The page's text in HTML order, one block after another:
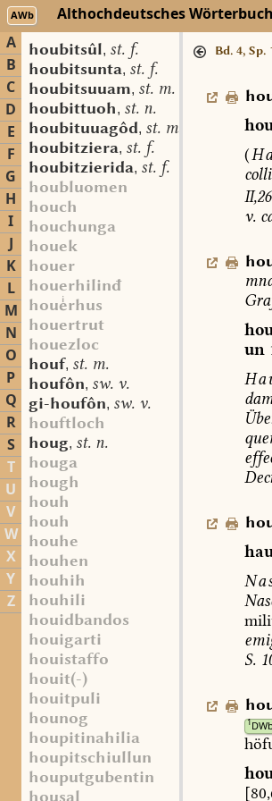
AWb Althochdeutsches Wörterbuch
A
B
C
D
E
F
G
H
I
J
K
L
M
N
O
P
Q
R
S
T
U
V
W
X
Y
Z
houbitsûl, st. f.
houbitsunta, st. f.
houbitsuuam, st. m.
houbittuoh, st. n.
houbituuagôd, st. m.
houbitziera, st. f.
houbitzierida, st. f.
houbluomen
houch
houchunga
houek
houer
houerhilinđ
hourhus
houertrut
houezloc
houf, st. m.
houfôn, sw. v.
gi-houfôn, sw. v.
houftloch
houg, st. n.
houga
hough
houh
houh
houhe
houhen
houhih
houhili
houidbandos
houigarti
houistaffo
houit(-)
houitpuli
hounog
houpitinahilia
houpitschiullun
houputgubentin
housal
Bd. 4, Sp.
(
v.
un
S.
1DWb